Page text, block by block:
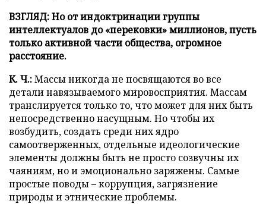
ВЗГЛЯД: Но от индоктринации группы
интеллектуалов до «перековки» миллионов, пусть
только активной части общества, огромное
расстояние.
К. Ч.:Массы никогда не посвящаются во все
детали навязываемого мировосприятия. Массам
транслируется только то, что может для них быть
непосредственно насущным. Но чтобы их
возбудить, создать среди них ядро
самоотверженных, отдельные идеологические
элементы должны быть не просто созвучны их
чаяниям, но и эмоционально заряжены. Самые
простые поводы – коррупция, загрязнение
природы и этнические проблемы.